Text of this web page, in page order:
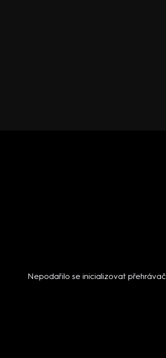
Nepodařilo se inicializovat přehrávač